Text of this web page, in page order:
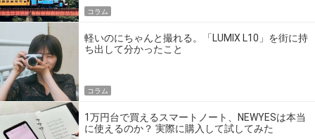
コラム
軽いのにちゃんと撮れる。「LUMIX L10」を街に持
ち出して分かったこと
コラム
1万円台で買えるスマートノート、NEWYESは本当
に使えるのか？ 実際に購入して試してみた